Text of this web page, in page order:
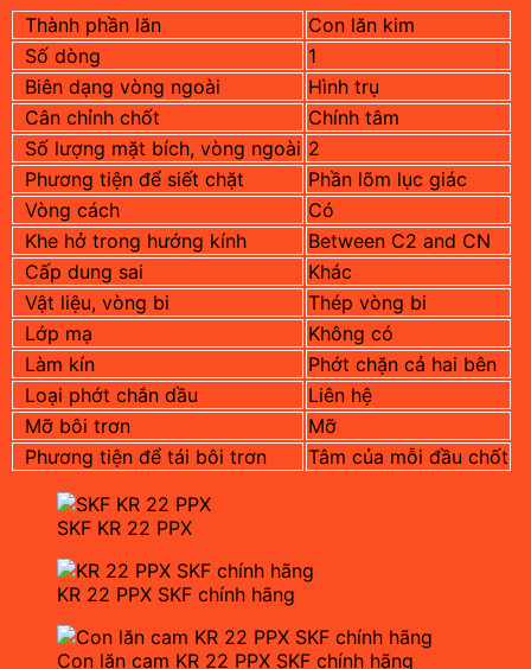
Thành phần lăn
Con lăn kim
Số dòng
1
Biên dạng vòng ngoài
Hình trụ
Cân chỉnh chốt
Chính tâm
Số lượng mặt bích, vòng ngoài 2
Phương tiện để siết chặt
Phần lõm lục giác
Vòng cách
Có
Khe hở trong hướng kính
Between C2 and CN
Cấp dung sai
Khác
Vật liệu, vòng bi
Thép vòng bi
Lớp mạ
Không có
Làm kín
Phớt chặn cả hai bên
Loại phớt chắn dầu
Liên hệ
Mỡ bôi trơn
Mỡ
Phương tiện để tái bôi trơn
Tâm của mỗi đầu chốt
SKF KR 22 PPX
KR 22 PPX SKF chính hãng
Con lăn cam KR 22 PPX SKF chính hãng